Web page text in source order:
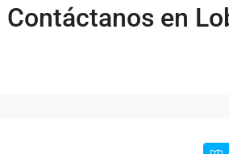
Contáctanos en